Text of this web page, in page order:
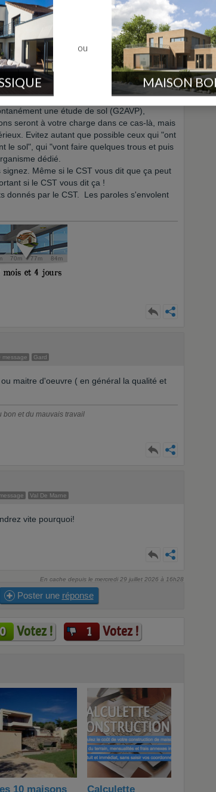
tout est chiffré, même la partie travaux que
pas moins cher entretemps, vous donnez
chiffrer sans attendre la MAP, ça évite les
toujours, mais au moins ça en élimine
la notice.
une étude de sol (G2AVP),
seront à votre charge dans ce cas-là, mais
Evitez autant que possible ceux qui "ont
le sol", qui "vont faire quelques trous et puis
dédié.
Même si le CST vous dit que ça peut
si le CST vous dit ça !
donnés par le CST. Les paroles s'envolent
message Gard
maitre d'oeuvre ( en général la qualité et
bon et du mauvais travail
Val De Marne
vite pourquoi!
En cache depuis le mercredi 29 juillet 2026 à 16h28
Poster une réponse
0 Votez ! 1 Votez !
10 maisons Calculette
ou
MAISON